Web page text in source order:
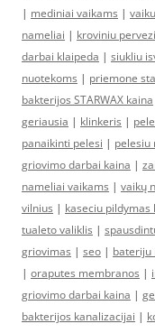
| mediniai vaikams |
nameliai | kroviniu
darbai klaipeda | siukliu
nuotekoms | priemone
bakterijos STARWAX kaina
geriausia | klinkeris |
panaikinti pelesi | pelesiu
griovimo darbai kaina |
nameliai vaikams | vaikų
vilnius | kaseciu pildymas
tualeto valiklis |
griovimas | seo | bateriju
| oraputes membranos |
griovimo darbai kaina |
bakterijos kanalizacijai |